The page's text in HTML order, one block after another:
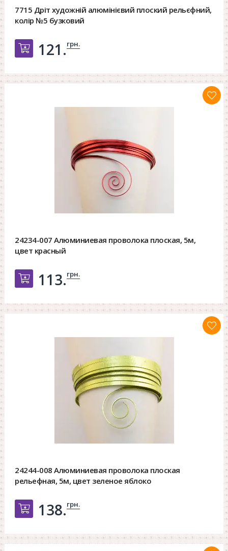
7715 Дріт художній алюмінієвий плоский рельєфний,
колір №5 бузковий
Добавить в корзину
121.грн.
24234-007 Алюминиевая проволока плоская, 5м,
цвет красный
Добавить в корзину
113.грн.
24244-008 Алюминиевая проволока плоская
рельефная, 5м, цвет зеленое яблоко
Добавить в корзину
138.грн.